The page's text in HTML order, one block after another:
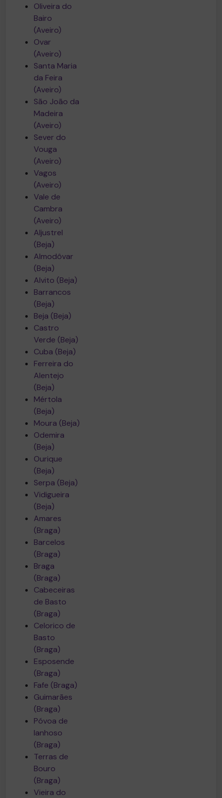
Oliveira do
Bairo
(Aveiro)
Ovar
(Aveiro)
Santa Maria
da Feira
(Aveiro)
São João da
Madeira
(Aveiro)
Sever do
Vouga
(Aveiro)
Vagos
(Aveiro)
Vale de
Cambra
(Aveiro)
Aljustrel
(Beja)
Almodôvar
(Beja)
Alvito (Beja)
Barrancos
(Beja)
Beja (Beja)
Castro
Verde (Beja)
Cuba (Beja)
Ferreira do
Alentejo
(Beja)
Mértola
(Beja)
Moura (Beja)
Odemira
(Beja)
Ourique
(Beja)
Serpa (Beja)
Vidigueira
(Beja)
Amares
(Braga)
Barcelos
(Braga)
Braga
(Braga)
Cabeceiras
de Basto
(Braga)
Celorico de
Basto
(Braga)
Esposende
(Braga)
Fafe (Braga)
Guimarães
(Braga)
Póvoa de
lanhoso
(Braga)
Terras de
Bouro
(Braga)
Vieira do